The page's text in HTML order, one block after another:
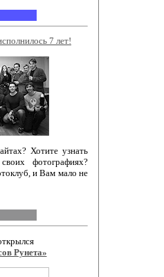
7 лет!
Хотите узнать
фотографиях?
и Вам мало не
Рунета»